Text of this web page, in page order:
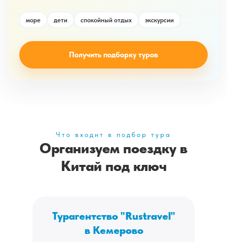
море дети спокойный отдых экскурсии
Получить подборку туров
Организуем поездку в
Китай под ключ
Что входит в подбор тура
Турагентство "Rustravel"
в Кемерово